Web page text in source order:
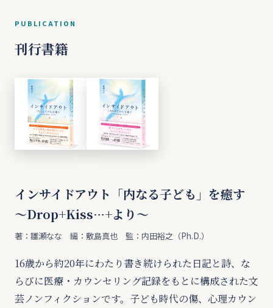
PUBLICATION
刊行書籍
インサイドアウト「内なる子ども」を癒す
〜Drop+Kiss…+より〜
著：雛瀬なな 編：敷島真也 監：内田裕之（Ph.D.）
16歳から約20年にわたり書き続けられた日記と詩、な
らびに医療・カウンセリング記録をもとに構成された文
芸ノンフィクションです。子ども時代の傷、心理カウン